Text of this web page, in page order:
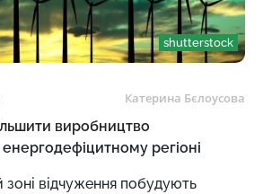
shutterstock
Катерина Бєлоусова
виробництво
енергодефіцитному регіоні
зоні відчуження побудують